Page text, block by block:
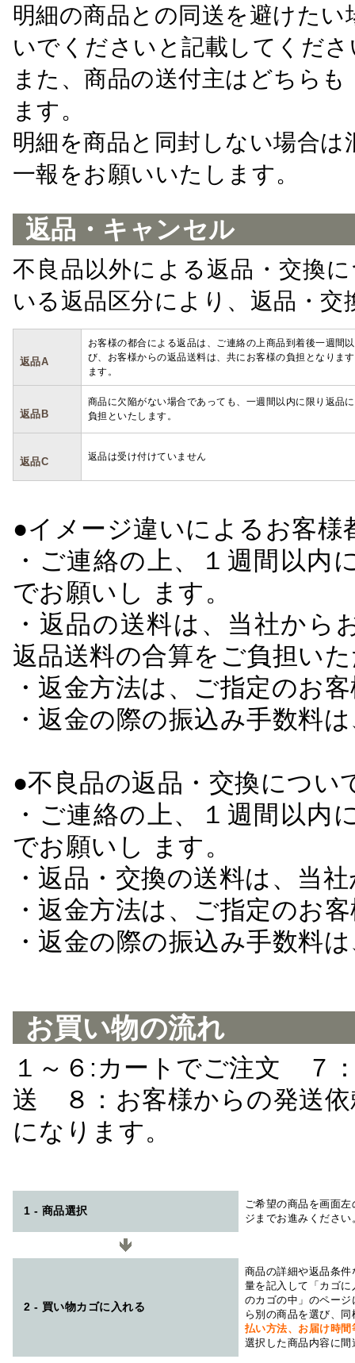
明細の商品との同送を避けた
いでくださいと記載してくださ
また、商品の送付主はどちら
ます。
明細を商品と同封しない場合
一報をお願いいたします。
返品・キャンセル
不良品以外による返品・交換
いる返品区分により、返品・
返品A
お客様の都合による返品は、ご連絡の上商品到着後一週間
び、お客様からの返品送料は、共にお客様の負担となりま
ます。
返品B
商品に欠陥がない場合であっても、一週間以内に限り返品
負担といたします。
返品C 返品は受け付けていません
●イメージ違いによるお客
・ご連絡の上、１週間以
でお願いし ます。
・返品の送料は、当社か
返品送料の合算をご負担い
・返金方法は、ご指定のお
・返金の際の振込み手数料
●不良品の返品・交換につい
・ご連絡の上、１週間以
でお願いし ます。
・返品・交換の送料は、当
・返金方法は、ご指定のお
・返金の際の振込み手数料
お買い物の流れ
１～６:カートでご注文 ７
送 ８：お客様からの発送
になります。
1 - 商品選択
ご希望の商品を画面
ジまでお進みください
2 - 買い物カゴに入れる
商品の詳細や返品条
量を記入して「カゴ
のカゴの中」のペー
ら別の商品を選び、
払い方法、お届け時
選択した商品内容に